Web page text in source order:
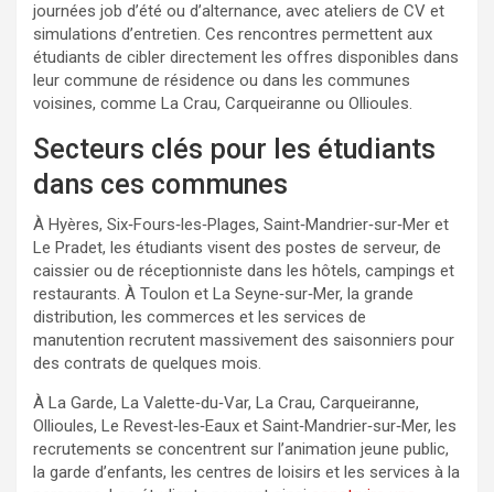
journées job d’été ou d’alternance, avec ateliers de CV et
simulations d’entretien. Ces rencontres permettent aux
étudiants de cibler directement les offres disponibles dans
leur commune de résidence ou dans les communes
voisines, comme La Crau, Carqueiranne ou Ollioules.
Secteurs clés pour les étudiants
dans ces communes
À Hyères, Six‑Fours‑les‑Plages, Saint‑Mandrier‑sur‑Mer et
Le Pradet, les étudiants visent des postes de serveur, de
caissier ou de réceptionniste dans les hôtels, campings et
restaurants. À Toulon et La Seyne‑sur‑Mer, la grande
distribution, les commerces et les services de
manutention recrutent massivement des saisonniers pour
des contrats de quelques mois.
À La Garde, La Valette‑du‑Var, La Crau, Carqueiranne,
Ollioules, Le Revest‑les‑Eaux et Saint‑Mandrier‑sur‑Mer, les
recrutements se concentrent sur l’animation jeune public,
la garde d’enfants, les centres de loisirs et les services à la